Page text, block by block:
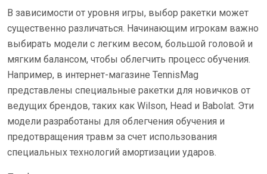
В зависимости от уровня игры, выбор ракетки может
существенно различаться. Начинающим игрокам важно
выбирать модели с легким весом, большой головой и
мягким балансом, чтобы облегчить процесс обучения.
Например, в интернет-магазине TennisMag
представлены специальные ракетки для новичков от
ведущих брендов, таких как Wilson, Head и Babolat. Эти
модели разработаны для облегчения обучения и
предотвращения травм за счет использования
специальных технологий амортизации ударов.